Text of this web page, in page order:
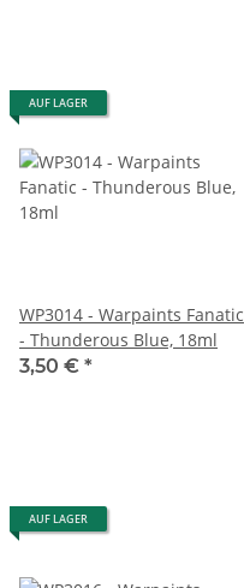
AUF LAGER
WP3014 - Warpaints Fanatic
- Thunderous Blue, 18ml
3,50 € *
AUF LAGER